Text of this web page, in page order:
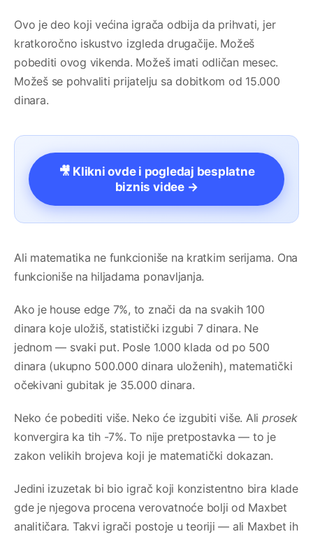
Ovo je deo koji većina igrača odbija da prihvati, jer
kratkoročno iskustvo izgleda drugačije. Možeš
pobediti ovog vikenda. Možeš imati odličan mesec.
Možeš se pohvaliti prijatelju sa dobitkom od 15.000
dinara.
🎥 Klikni ovde i pogledaj besplatne
biznis videe →
Ali matematika ne funkcioniše na kratkim serijama. Ona
funkcioniše na hiljadama ponavljanja.
Ako je house edge 7%, to znači da na svakih 100
dinara koje uložiš, statistički izgubi 7 dinara. Ne
jednom — svaki put. Posle 1.000 klada od po 500
dinara (ukupno 500.000 dinara uloženih), matematički
očekivani gubitak je 35.000 dinara.
Neko će pobediti više. Neko će izgubiti više. Ali prosek
konvergira ka tih -7%. To nije pretpostavka — to je
zakon velikih brojeva koji je matematički dokazan.
Jedini izuzetak bi bio igrač koji konzistentno bira klade
gde je njegova procena verovatnoće bolji od Maxbet
analitičara. Takvi igrači postoje u teoriji — ali Maxbet ih